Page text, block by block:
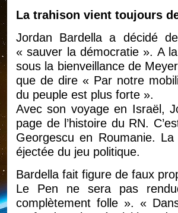
La trahison vient toujours
Jordan Bardella a décidé
« sauver la démocratie ». A
sous la bienveillance de
que de dire « Par notre
du peuple est plus forte ».
Avec son voyage en Israël,
page de l’histoire du RN.
Georgescu en Roumanie.
éjectée du jeu politique.
Bardella fait figure de faux
Le Pen ne sera pas
complètement folle ». «